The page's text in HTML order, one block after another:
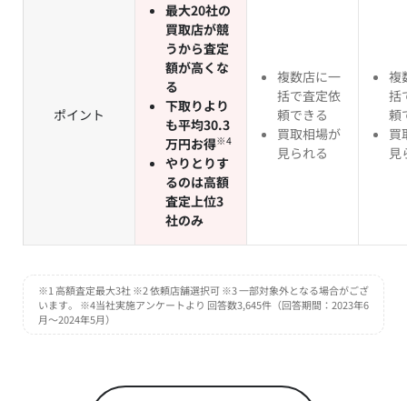
ポイント
最大20社の
買取店が競
うから査定
額が高くな
る
下取りより
も平均30.3
万円お得※4
やりとりす
るのは高額
査定上位3
社のみ
複数店に一
括で査定依
頼できる
買取相場が
見られる
複
括
頼
買
見
※1 高額査定最大3社 ※2 依頼店舗選択可 ※3 一部対象外となる場合がござ
います。 ※4当社実施アンケートより 回答数3,645件（回答期間：2023年6
月～2024年5月）